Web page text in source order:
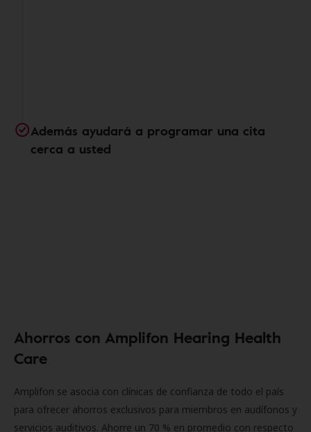
Además ayudará a programar una cita
cerca a usted
Ahorros con Amplifon Hearing Health
Care
Amplifon se asocia con clínicas de confianza de todo el país
para ofrecer ahorros exclusivos para miembros en audífonos y
servicios auditivos. Ahorre un 70 % en promedio con respecto